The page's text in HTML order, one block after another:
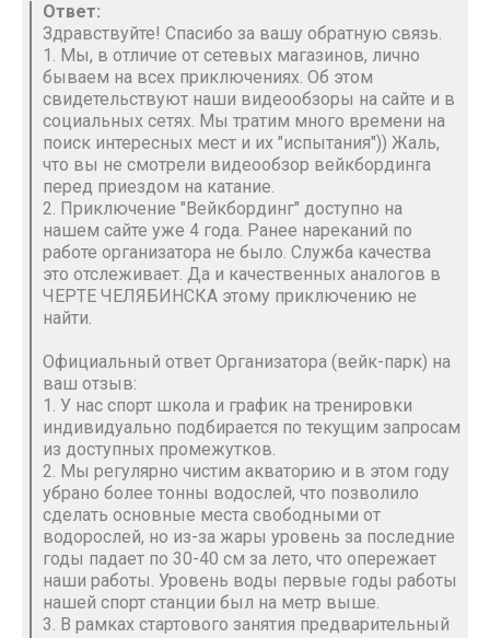
Ответ:
Здравствуйте! Спасибо за вашу обратную связь.
1. Мы, в отличие от сетевых магазинов, лично
бываем на всех приключениях. Об этом
свидетельствуют наши видеообзоры на сайте и в
социальных сетях. Мы тратим много времени на
поиск интересных мест и их "испытания")) Жаль,
что вы не смотрели видеообзор вейкбординга
перед приездом на катание.
2. Приключение "Вейкбординг" доступно на
нашем сайте уже 4 года. Ранее нареканий по
работе организатора не было. Служба качества
это отслеживает. Да и качественных аналогов в
ЧЕРТЕ ЧЕЛЯБИНСКА этому приключению не
найти.
Официальный ответ Организатора (вейк-парк) на
ваш отзыв:
1. У нас спорт школа и график на тренировки
индивидуально подбирается по текущим запросам
из доступных промежутков.
2. Мы регулярно чистим акваторию и в этом году
убрано более тонны водослей, что позволило
сделать основные места свободными от
водорослей, но из-за жары уровень за последние
годы падает по 30-40 см за лето, что опережает
наши работы. Уровень воды первые годы работы
нашей спорт станции был на метр выше.
3. В рамках стартового занятия предварительный